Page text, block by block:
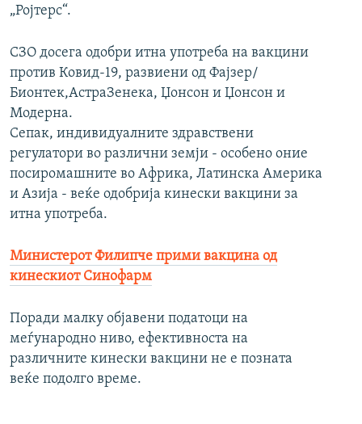
„Ројтерс“.
СЗО досега одобри итна употреба на вакцини
против Ковид-19, развиени од Фајзер/
Бионтек,АстраЗенека, Џонсон и Џонсон и
Модерна.
Сепак, индивидуалните здравствени
регулатори во различни земји - особено оние
посиромашните во Африка, Латинска Америка
и Азија - веќе одобрија кинески вакцини за
итна употреба.
Министерот Филипче прими вакцина од
кинескиот Синофарм
Поради малку објавени податоци на
меѓународно ниво, ефективноста на
различните кинески вакцини не е позната
веќе подолго време.